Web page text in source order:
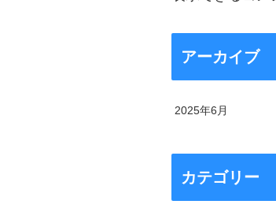
アーカイブ
2025年6月
カテゴリー